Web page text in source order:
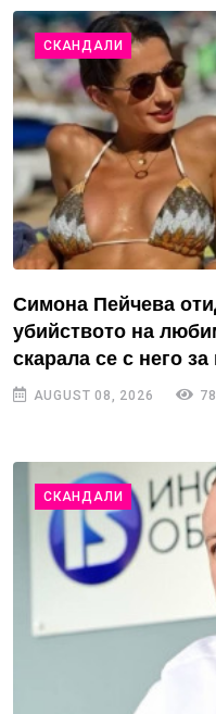
СКАНДАЛИ
Симона Пейчева
убийството на
скарала се с него за
AUGUST 08, 2026
СКАНДАЛИ